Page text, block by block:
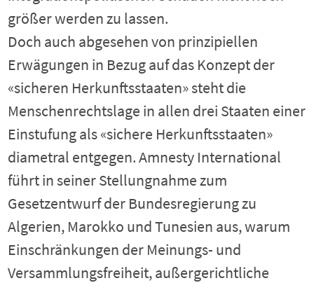
größer werden zu lassen.
Doch auch abgesehen von prinzipiellen
Erwägungen in Bezug auf das Konzept der
«sicheren Herkunftsstaaten» steht die
Menschenrechtslage in allen drei Staaten einer
Einstufung als «sichere Herkunftsstaaten»
diametral entgegen. Amnesty International
führt in seiner Stellungnahme zum
Gesetzentwurf der Bundesregierung zu
Algerien, Marokko und Tunesien aus, warum
Einschränkungen der Meinungs- und
Versammlungsfreiheit, außergerichtliche